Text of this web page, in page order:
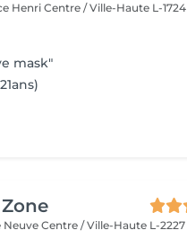
HenriCentre / Ville-Haute L-1724
mask"
NeuveCentre / Ville-Haute L-2227